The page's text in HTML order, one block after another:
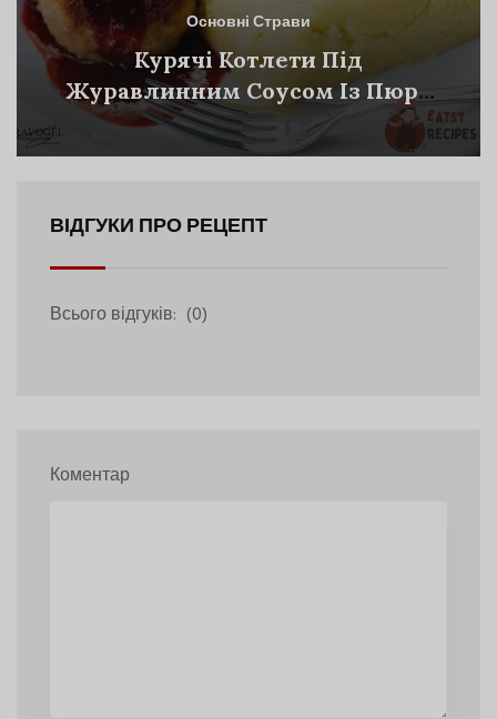
Основні Страви
Курячі Котлети Під
Журавлинним Соусом Із Пюре
Від Робюшона
ВІДГУКИ ПРО РЕЦЕПТ
Всього відгуків: (0)
Коментар